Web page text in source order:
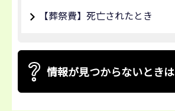
【葬祭費】死亡されたとき
情報が見つからないときは